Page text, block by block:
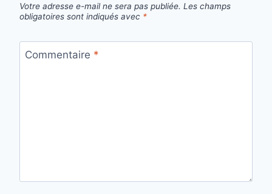
Votre adresse e-mail ne sera pas publiée. Les champs
obligatoires sont indiqués avec *
Commentaire *